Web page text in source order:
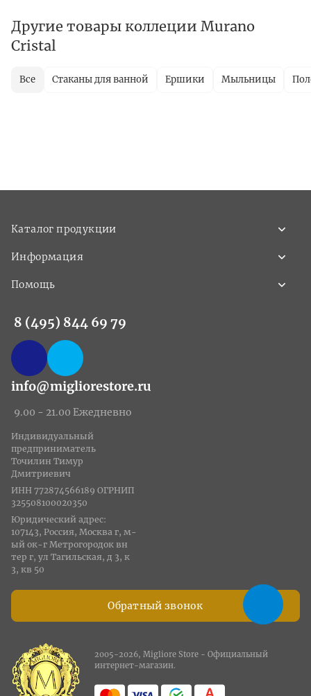
Другие товары коллеции Murano
Cristal
Все Стаканы для ванной Ершики Мыльницы
Каталог продукции
Информация
Помощь
8 (495) 844 69 79
info@migliorestore.ru
9.00 - 21.00 Ежедневно
Обратный звонок
Индивидуальный
предприниматель
Точилин Тимур
Дмитриевич
ИНН 772874566189 ОГРНИП
325508100020350
Юридический адрес:
107143, Россия, Москва г, м-
ый ок-г Метрогородок вн
тер г, ул Тагильская, д 3, к
3, кв 50
2005-2026, Migliore Store - Официальный
интернет-магазин.